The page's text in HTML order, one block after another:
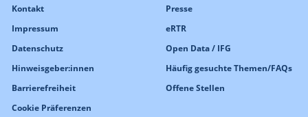
Kontakt
Impressum
Datenschutz
Hinweisgeber:innen
Barrierefreiheit
Cookie Präferenzen
Presse
eRTR
Open Data / IFG
Häufig gesuchte Themen/FAQs
Offene Stellen